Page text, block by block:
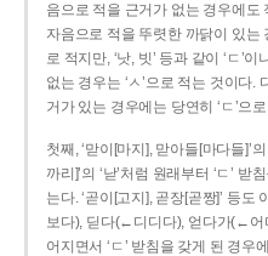
음으로 적을 근거가 없는 경우에도
자음으로 적을 뚜렷한 까닭이 있는
로 적지만, ‘낫, 빗’ 등과 같이 ‘ㄷ’
없는 경우는 ‘ㅅ’으로 적는 것이다.
거가 있는 경우에는 당연히 ‘ㄷ’으
첫째, ‘맏이[마지], 맏아들[마다들]’의
까리]’의 ‘낟’처럼 원래부터 ‘ㄷ’ 받
는다. ‘곧이[고지], 곧장[곧짱]’ 등
보다), 딛다(←디디다), 얻다가(←어
어지면서 ‘ㄷ’ 받침을 갖게 된 경우